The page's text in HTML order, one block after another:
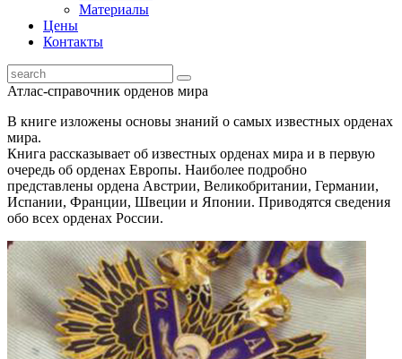
Материалы
Цены
Контакты
Атлас-справочник орденов мира
В книге изложены основы знаний о самых известных орденах
мира.
Книга рассказывает об известных орденах мира и в первую
очередь об орденах Европы. Наиболее подробно
представлены ордена Австрии, Великобритании, Германии,
Испании, Франции, Швеции и Японии. Приводятся сведения
обо всех орденах России.